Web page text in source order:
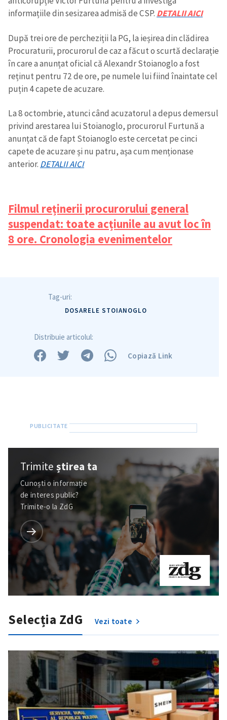
informațiile din sesizarea admisă de CSP. DETALII AICI
După trei ore de percheziții la PG, la ieșirea din clădirea
Procuraturii, procurorul de caz a făcut o scurtă declarație
în care a anunțat oficial că Alexandr Stoianoglo a fost
reținut pentru 72 de ore, pe numele lui fiind înaintate cel
puțin 4 capete de acuzare.
La 8 octombrie, atunci când acuzatorul a depus demersul
privind arestarea lui Stoianoglo, procurorul Furtună a
anunțat că de fapt Stoianoglo este cercetat pe cinci
capete de acuzare și nu patru, așa cum menționase
anterior. DETALII AICI
Filmul reținerii procurorului general
suspendat: toate acțiunile au avut loc în
8 ore. Cronologia evenimentelor
Tag-uri:
DOSARELE STOIANOGLO
Distribuie articolul:
Copiază Link
Trimiteștirea ta
Cunoști o informație
de interes public?
Trimite-o la ZdG
Selecția ZdG Vezi toate
Sursă anonimă
Nume+ Numele meu
Email+ Emailul meu
Am citit și sunt de
acord cu politica de
confidențialitate.
TRIMITE ȘTIREA